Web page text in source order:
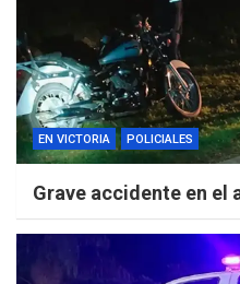
EN VICTORIA POLICIALES
Grave accidente en el